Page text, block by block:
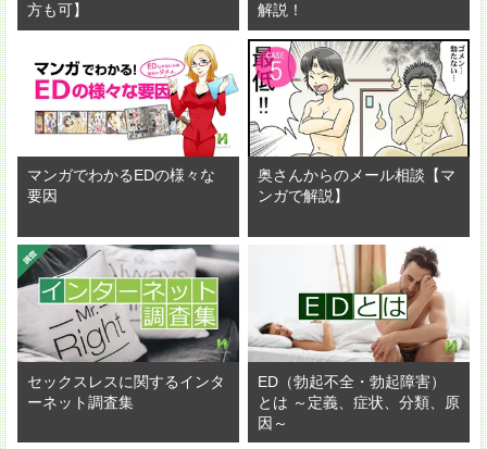
方も可】
解説！
マンガでわかるEDの様々な
要因
奥さんからのメール相談【マ
ンガで解説】
セックスレスに関するインタ
ーネット調査集
ED（勃起不全・勃起障害）
とは ～定義、症状、分類、原
因～